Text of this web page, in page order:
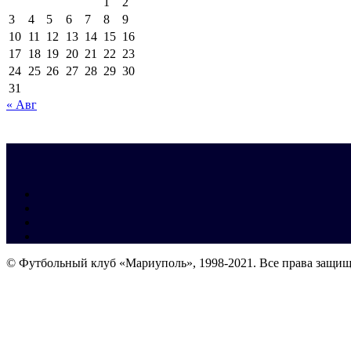
3
4 5 6 7 8
9
10 11 12 13 14 15 16
17 18 19 20 21 22 23
24 25 26 27 28 29 30
31
« Авг
© Футбольный клуб «Мариуполь», 1998-2021. Все права